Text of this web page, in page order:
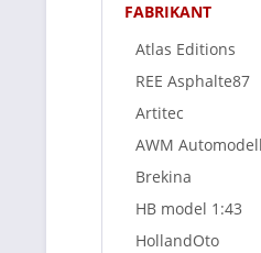
FABRIKANT
Atlas Editions
REE Asphalte87
Artitec
AWM
Brekina
HB model 1:43
HollandOto